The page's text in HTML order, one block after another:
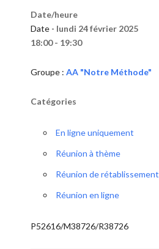
Date/heure
Date - lundi 24 février 2025
18:00 - 19:30
Groupe : AA "Notre Méthode"
Catégories
En ligne uniquement
Réunion à thème
Réunion de rétablissement
Réunion en ligne
P52616/M38726/R38726